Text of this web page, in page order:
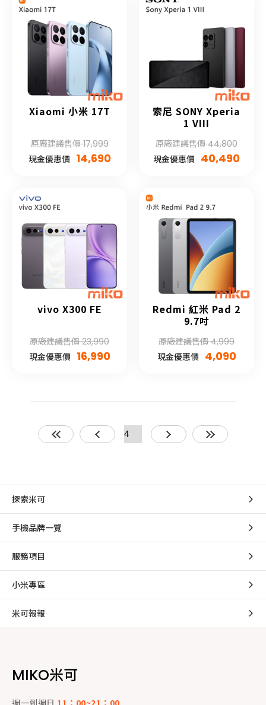
Xiaomi 小米 17T
原廠建議售價 17,999
現金優惠價 14,690
索尼 SONY Xperia
1 VIII
原廠建議售價 44,800
現金優惠價 40,490
vivo X300 FE
原廠建議售價 23,990
現金優惠價 16,990
Redmi 紅米 Pad 2
9.7吋
原廠建議售價 4,999
現金優惠價 4,090
探索米可
手機品牌一覽
服務項目
小米專區
米可報報
MIKO米可
週一到週日 11：00~21：00